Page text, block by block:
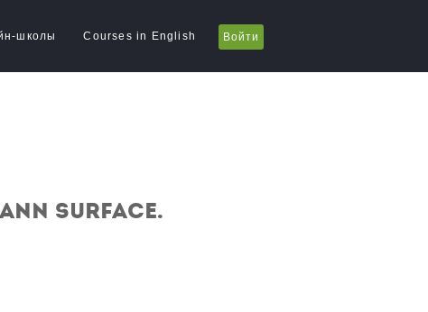
школы Courses in English Войти
surface.